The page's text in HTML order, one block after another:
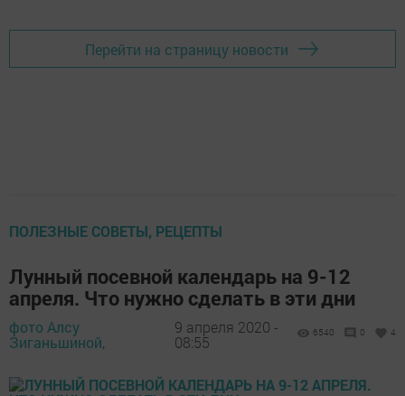
Перейти на страницу новости
ПОЛЕЗНЫЕ СОВЕТЫ, РЕЦЕПТЫ
Лунный посевной календарь на 9-12
апреля. Что нужно сделать в эти дни
фото Алсу
Зиганьшиной,
9 апреля 2020 -
08:55
6540 0 4